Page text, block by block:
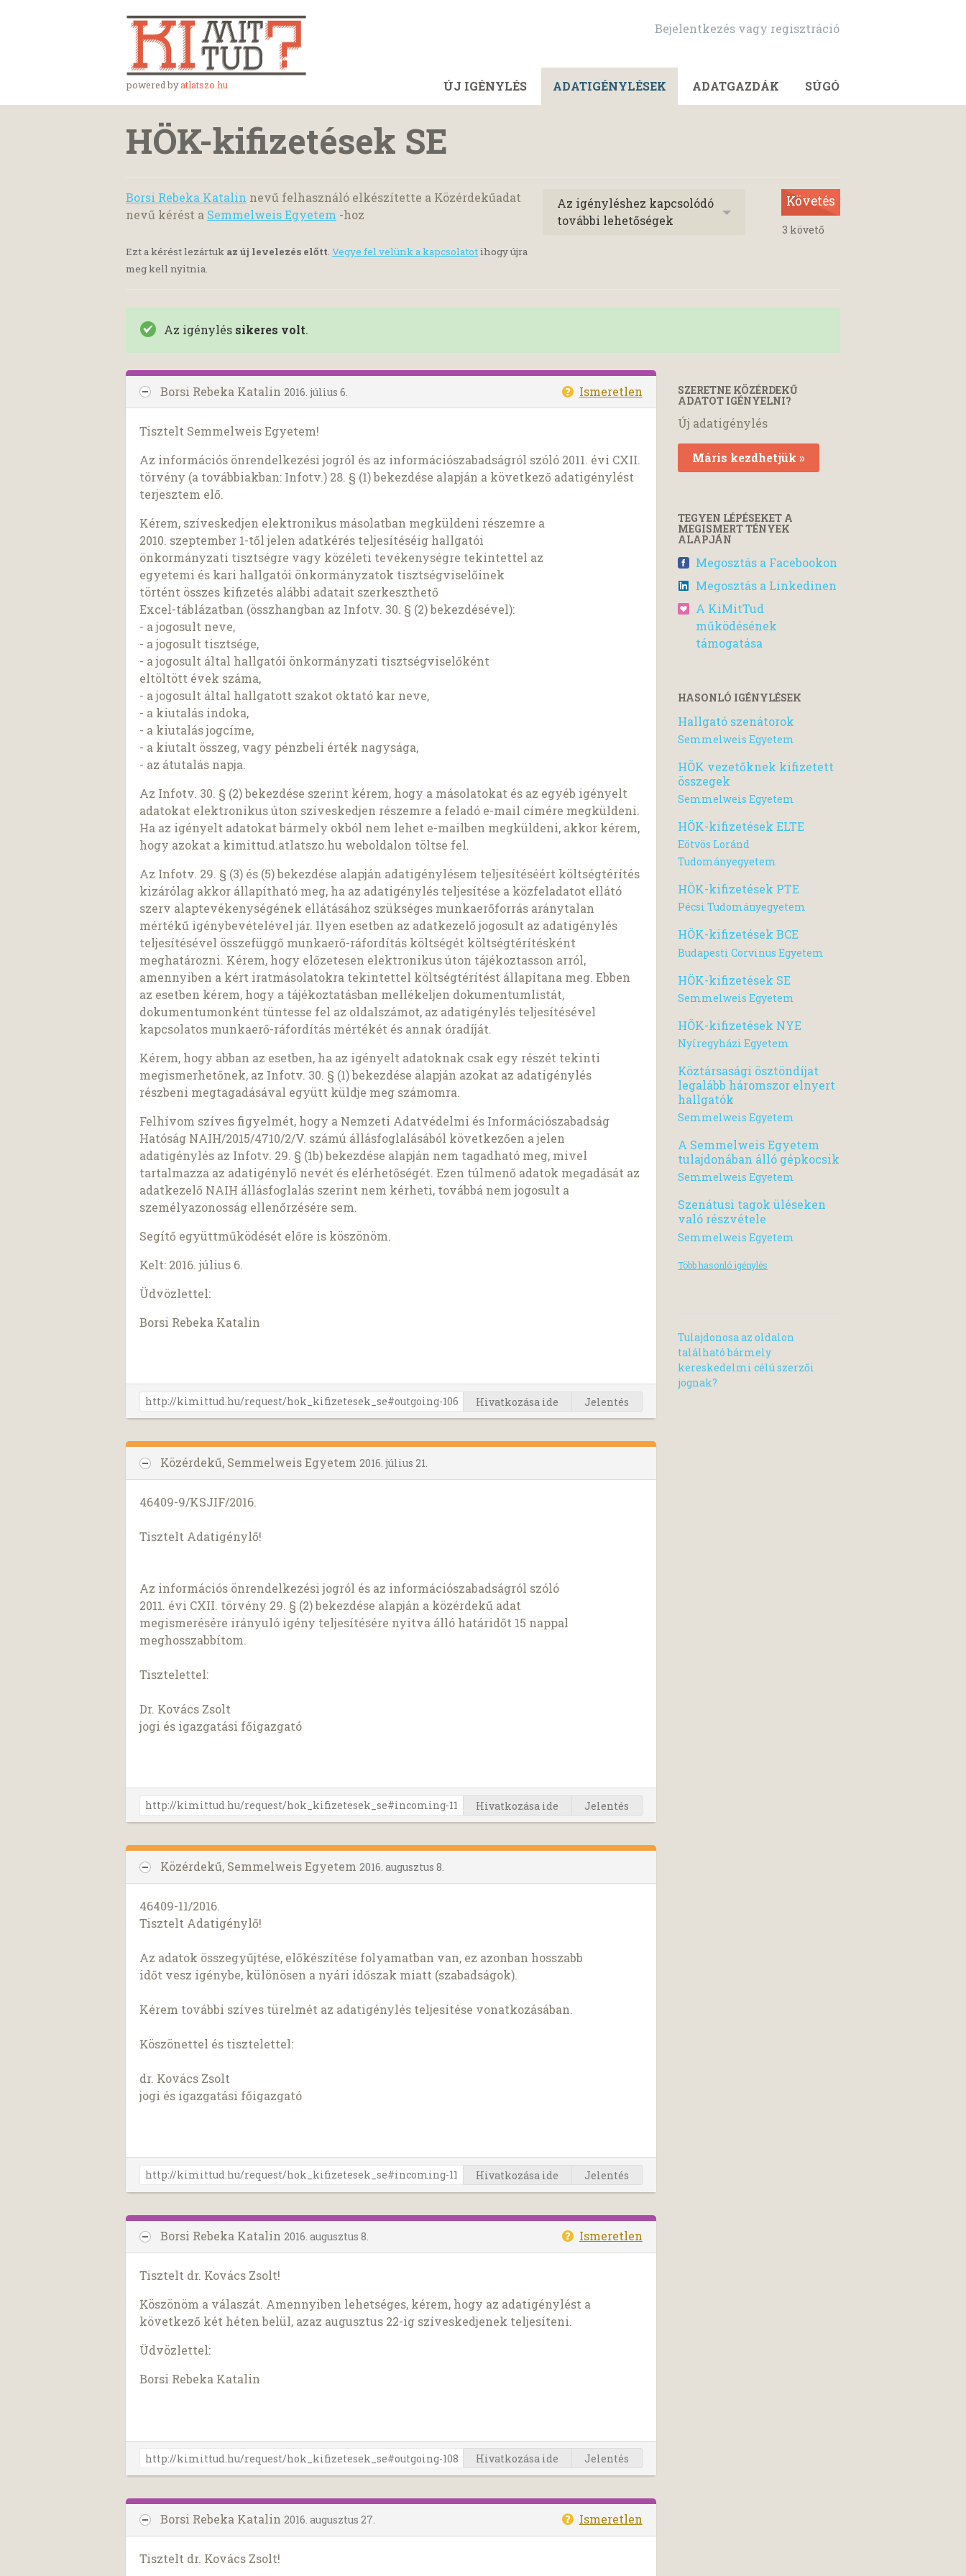
powered byatlatszo.hu
Bejelentkezés vagy regisztráció
ÚJ IGÉNYLÉS ADATIGÉNYLÉSEK ADATGAZDÁK SÚGÓ
HÖK-kifizetések SE
Borsi Rebeka Katalin nevű felhasználó elkészítette a Közérdekűadat
nevű kérést a Semmelweis Egyetem -hoz
Ezt a kérést lezártuk az új levelezés előtt. Vegye fel velünk a kapcsolatotihogy újra
meg kell nyitnia.
Az igényléshez kapcsolódó
további lehetőségek
Követés
3 követő
Az igénylés sikeres volt.
Borsi Rebeka Katalin 2016. július 6. Ismeretlen
Tisztelt Semmelweis Egyetem!
Az információs önrendelkezési jogról és az információszabadságról szóló 2011. évi CXII.
törvény (a továbbiakban: Infotv.) 28. § (1) bekezdése alapján a következő adatigénylést
terjesztem elő.
Kérem, szíveskedjen elektronikus másolatban megküldeni részemre a
2010. szeptember 1-től jelen adatkérés teljesítéséig hallgatói
önkormányzati tisztségre vagy közéleti tevékenységre tekintettel az
egyetemi és kari hallgatói önkormányzatok tisztségviselőinek
történt összes kifizetés alábbi adatait szerkeszthető
Excel-táblázatban (összhangban az Infotv. 30. § (2) bekezdésével):
- a jogosult neve,
- a jogosult tisztsége,
- a jogosult által hallgatói önkormányzati tisztségviselőként
eltöltött évek száma,
- a jogosult által hallgatott szakot oktató kar neve,
- a kiutalás indoka,
- a kiutalás jogcíme,
- a kiutalt összeg, vagy pénzbeli érték nagysága,
- az átutalás napja.
Az Infotv. 30. § (2) bekezdése szerint kérem, hogy a másolatokat és az egyéb igényelt
adatokat elektronikus úton szíveskedjen részemre a feladó e-mail címére megküldeni.
Ha az igényelt adatokat bármely okból nem lehet e-mailben megküldeni, akkor kérem,
hogy azokat a kimittud.atlatszo.hu weboldalon töltse fel.
Az Infotv. 29. § (3) és (5) bekezdése alapján adatigénylésem teljesítéséért költségtérítés
kizárólag akkor állapítható meg, ha az adatigénylés teljesítése a közfeladatot ellátó
szerv alaptevékenységének ellátásához szükséges munkaerőforrás aránytalan
mértékű igénybevételével jár. Ilyen esetben az adatkezelő jogosult az adatigénylés
teljesítésével összefüggő munkaerő-ráfordítás költségét költségtérítésként
meghatározni. Kérem, hogy előzetesen elektronikus úton tájékoztasson arról,
amennyiben a kért iratmásolatokra tekintettel költségtérítést állapítana meg. Ebben
az esetben kérem, hogy a tájékoztatásban mellékeljen dokumentumlistát,
dokumentumonként tüntesse fel az oldalszámot, az adatigénylés teljesítésével
kapcsolatos munkaerő-ráfordítás mértékét és annak óradíját.
Kérem, hogy abban az esetben, ha az igényelt adatoknak csak egy részét tekinti
megismerhetőnek, az Infotv. 30. § (1) bekezdése alapján azokat az adatigénylés
részbeni megtagadásával együtt küldje meg számomra.
Felhívom szíves figyelmét, hogy a Nemzeti Adatvédelmi és Információszabadság
Hatóság NAIH/2015/4710/2/V. számú állásfoglalásából következően a jelen
adatigénylés az Infotv. 29. § (1b) bekezdése alapján nem tagadható meg, mivel
tartalmazza az adatigénylő nevét és elérhetőségét. Ezen túlmenő adatok megadását az
adatkezelő NAIH állásfoglalás szerint nem kérheti, továbbá nem jogosult a
személyazonosság ellenőrzésére sem.
Segítő együttműködését előre is köszönöm.
Kelt: 2016. július 6.
Üdvözlettel:
Borsi Rebeka Katalin
Hivatkozása ide Jelentés
Közérdekű, Semmelweis Egyetem 2016. július 21.
46409-9/KSJIF/2016.
Tisztelt Adatigénylő!
Az információs önrendelkezési jogról és az információszabadságról szóló
2011. évi CXII. törvény 29. § (2) bekezdése alapján a közérdekű adat
megismerésére irányuló igény teljesítésére nyitva álló határidőt 15 nappal
meghosszabbítom.
Tisztelettel:
Dr. Kovács Zsolt
jogi és igazgatási főigazgató
Hivatkozása ide Jelentés
Közérdekű, Semmelweis Egyetem 2016. augusztus 8.
46409-11/2016.
Tisztelt Adatigénylő!
Az adatok összegyűjtése, előkészítése folyamatban van, ez azonban hosszabb
időt vesz igénybe, különösen a nyári időszak miatt (szabadságok).
Kérem további szíves türelmét az adatigénylés teljesítése vonatkozásában.
Köszönettel és tisztelettel:
dr. Kovács Zsolt
jogi és igazgatási főigazgató
Hivatkozása ide Jelentés
Borsi Rebeka Katalin 2016. augusztus 8. Ismeretlen
Tisztelt dr. Kovács Zsolt!
Köszönöm a válaszát. Amennyiben lehetséges, kérem, hogy az adatigénylést a
következő két héten belül, azaz augusztus 22-ig szíveskedjenek teljesíteni.
Üdvözlettel:
Borsi Rebeka Katalin
Hivatkozása ide Jelentés
Borsi Rebeka Katalin 2016. augusztus 27. Ismeretlen
Tisztelt dr. Kovács Zsolt!
SZERETNE KÖZÉRDEKŰ
ADATOT IGÉNYELNI?
Új adatigénylés
Máris kezdhetjük »
TEGYEN LÉPÉSEKET A
MEGISMERT TÉNYEK
ALAPJÁN
Megosztás a Facebookon
Megosztás a Linkedinen
A KiMitTud
működésének
támogatása
HASONLÓ IGÉNYLÉSEK
Hallgató szenátorok
Semmelweis Egyetem
HÖK vezetőknek kifizetett
összegek
Semmelweis Egyetem
HÖK-kifizetések ELTE
Eötvös Loránd
Tudományegyetem
HÖK-kifizetések PTE
Pécsi Tudományegyetem
HÖK-kifizetések BCE
Budapesti Corvinus Egyetem
HÖK-kifizetések SE
Semmelweis Egyetem
HÖK-kifizetések NYE
Nyíregyházi Egyetem
Köztársasági ösztöndíjat
legalább háromszor elnyert
hallgatók
Semmelweis Egyetem
A Semmelweis Egyetem
tulajdonában álló gépkocsik
Semmelweis Egyetem
Szenátusi tagok üléseken
való részvétele
Semmelweis Egyetem
Több hasonló igénylés
Tulajdonosa az oldalon
található bármely
kereskedelmi célú szerzői
jognak?